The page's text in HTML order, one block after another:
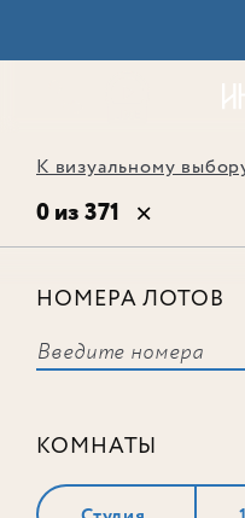
К визуальному
0 из 371
НОМЕРА ЛОТОВ
КОМНАТЫ